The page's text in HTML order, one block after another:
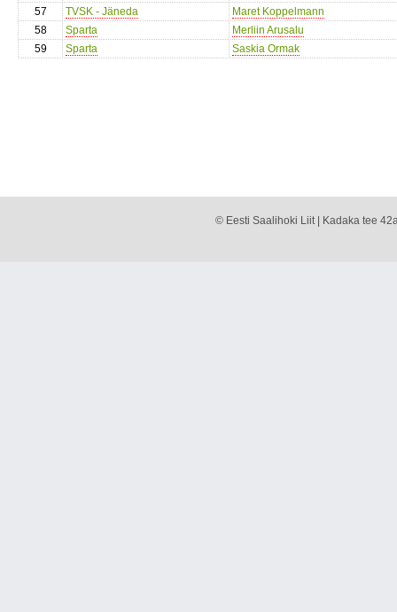
57
TVSK - Jäneda
Maret Koppelmann
58
Sparta
Merliin Arusalu
59
Sparta Saskia Ormak
© Eesti Saalihoki Liit | Kadaka tee